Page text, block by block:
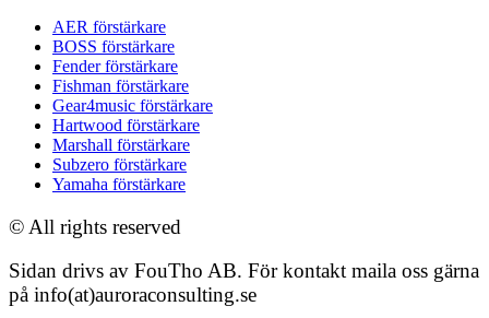
AER förstärkare
BOSS förstärkare
Fender förstärkare
Fishman förstärkare
Gear4music förstärkare
Hartwood förstärkare
Marshall förstärkare
Subzero förstärkare
Yamaha förstärkare
© All rights reserved
Sidan drivs av FouTho AB. För kontakt maila oss gärna
på info(at)auroraconsulting.se